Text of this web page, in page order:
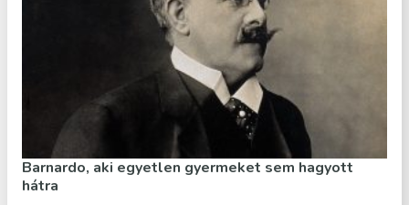
Barnardo, aki egyetlen gyermeket sem hagyott
hátra